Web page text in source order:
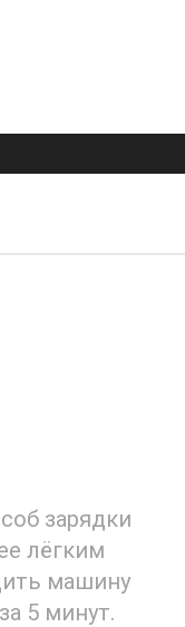
зарядки
лёгким
машину
5 минут.